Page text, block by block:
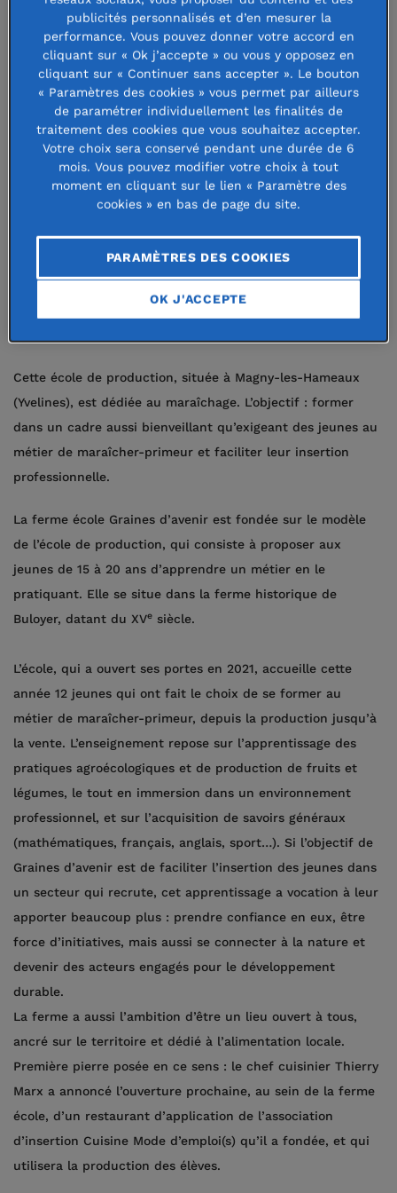
auraient disparus des radars
scolaires, accumulant ainsi des
lacunes difficiles à combler.
Aujourd’hui plus que jamais, il s’agit
de lutter contre le décrochage
scolaire. Pour remobiliser ces jeunes
en les aidant à retrouver le plaisir
d’apprendre, la Fondation de France
soutient des projets comme celui de
Graines d’avenir, ferme école
inaugurée en septembre dernier.
Cette école de production, située à Magny-les-Hameaux
(Yvelines), est dédiée au maraîchage. L’objectif : former
dans un cadre aussi bienveillant qu’exigeant des jeunes au
métier de maraîcher-primeur et faciliter leur insertion
professionnelle.
La ferme école Graines d’avenir est fondée sur le modèle
de l’école de production, qui consiste à proposer aux
jeunes de 15 à 20 ans d’apprendre un métier en le
pratiquant. Elle se situe dans la ferme historique de
Buloyer, datant du XVe siècle.
L’école, qui a ouvert ses portes en 2021, accueille cette
année 12 jeunes qui ont fait le choix de se former au
métier de maraîcher-primeur, depuis la production jusqu’à
la vente. L’enseignement repose sur l’apprentissage des
pratiques agroécologiques et de production de fruits et
légumes, le tout en immersion dans un environnement
professionnel, et sur l’acquisition de savoirs généraux
(mathématiques, français, anglais, sport…). Si l’objectif de
Graines d’avenir est de faciliter l’insertion des jeunes dans
un secteur qui recrute, cet apprentissage a vocation à leur
apporter beaucoup plus : prendre confiance en eux, être
force d’initiatives, mais aussi se connecter à la nature et
devenir des acteurs engagés pour le développement
durable.
La ferme a aussi l’ambition d’être un lieu ouvert à tous,
ancré sur le territoire et dédié à l’alimentation locale.
Première pierre posée en ce sens : le chef cuisinier Thierry
Marx a annoncé l’ouverture prochaine, au sein de la ferme
école, d’un restaurant d’application de l’association
d’insertion Cuisine Mode d’emploi(s) qu’il a fondée, et qui
utilisera la production des élèves.
publicités personnalisés et d’en mesurer la
performance. Vous pouvez donner votre accord en
cliquant sur « Ok j’accepte » ou vous y opposez en
cliquant sur « Continuer sans accepter ». Le bouton
« Paramètres des cookies » vous permet par ailleurs
de paramétrer individuellement les finalités de
traitement des cookies que vous souhaitez accepter.
Votre choix sera conservé pendant une durée de 6
mois. Vous pouvez modifier votre choix à tout
moment en cliquant sur le lien « Paramètre des
cookies » en bas de page du site.
PARAMÈTRES DES COOKIES
OK J'ACCEPTE